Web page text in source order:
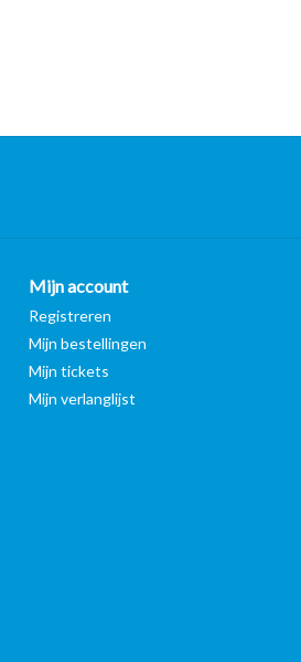
Mijn account
Registreren
Mijn bestellingen
Mijn tickets
Mijn verlanglijst